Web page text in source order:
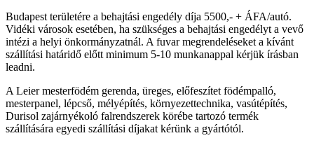
Budapest területére a behajtási engedély díja 5500,- + ÁFA/autó.
Vidéki városok esetében, ha szükséges a behajtási engedélyt a vevő
intézi a helyi önkormányzatnál. A fuvar megrendeléseket a kívánt
szállítási határidő előtt minimum 5-10 munkanappal kérjük írásban
leadni.
A Leier mesterfödém gerenda, üreges, előfeszítet födémpalló,
mesterpanel, lépcső, mélyépítés, környezettechnika, vasútépítés,
Durisol zajárnyékoló falrendszerek körébe tartozó termék
szállítására egyedi szállítási díjakat kérünk a gyártótól.